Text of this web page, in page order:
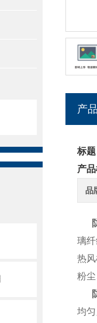
产
标
产
品
防
璃
热
粉
防
均